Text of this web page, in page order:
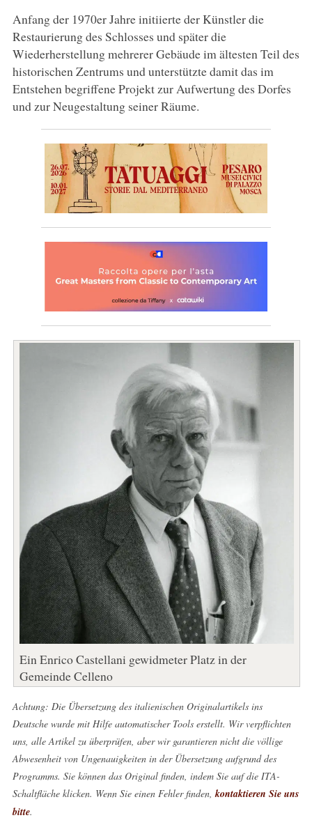
Anfang der 1970er Jahre initiierte der Künstler die
Restaurierung des Schlosses und später die
Wiederherstellung mehrerer Gebäude im ältesten Teil des
historischen Zentrums und unterstützte damit das im
Entstehen begriffene Projekt zur Aufwertung des Dorfes
und zur Neugestaltung seiner Räume.
Ein Enrico Castellani gewidmeter Platz in der
Gemeinde Celleno
Achtung: Die Übersetzung des italienischen Originalartikels ins
Deutsche wurde mit Hilfe automatischer Tools erstellt. Wir verpflichten
uns, alle Artikel zu überprüfen, aber wir garantieren nicht die völlige
Abwesenheit von Ungenauigkeiten in der Übersetzung aufgrund des
Programms. Sie können das Original finden, indem Sie auf die ITA-
Schaltfläche klicken. Wenn Sie einen Fehler finden, kontaktieren Sie uns
bitte.